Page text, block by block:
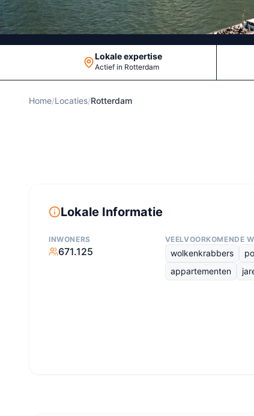
Lokale expertise
Actief in Rotterdam
Home/Locaties/Rotterdam
Lokale Informatie
INWONERS
671.125
VEELVOORKOMENDE
wolkenkrabbers
appartementen